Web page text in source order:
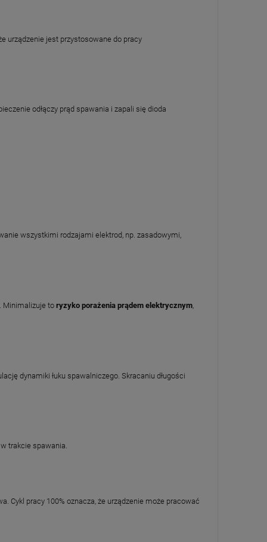
urządzenie jest przystosowane do pracy
odłączy prąd spawania i zapali się dioda
wszystkimi rodzajami elektrod, np. zasadowymi,
Minimalizuje to ryzyko porażenia prądem elektrycznym
dynamiki łuku spawalniczego. Skracaniu długości
trakcie spawania.
Cykl pracy 100% oznacza, że urządzenie może pracować